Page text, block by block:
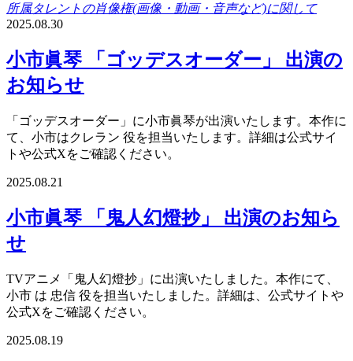
所属タレントの肖像権(画像・動画・音声など)に関して
2025.08.30
小市眞琴 「ゴッデスオーダー」 出演の
お知らせ
「ゴッデスオーダー」に小市眞琴が出演いたします。本作に
て、小市はクレラン 役を担当いたします。詳細は公式サイ
トや公式Xをご確認ください。
2025.08.21
小市眞琴 「鬼人幻燈抄」 出演のお知ら
せ
TVアニメ「鬼人幻燈抄」に出演いたしました。本作にて、
小市 は 忠信 役を担当いたしました。詳細は、公式サイトや
公式Xをご確認ください。
2025.08.19